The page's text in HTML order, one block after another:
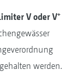
V oder V+
werden.